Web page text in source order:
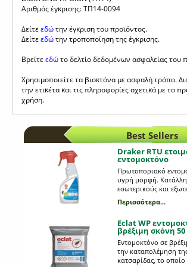
Αριθμός έγκρισης: ΤΠ14-0094
Δείτεεδώτην έγκριση του προϊόντος.
Δείτεεδώτην τροποποίηση της έγκρισης.
Βρείτεεδώτο δελτίο δεδομένων ασφαλείας του
Χρησιμοποιείτε τα βιοκτόνα με ασφαλή τρόπο.
την ετικέτα και τις πληροφορίες σχετικά με το
χρήση.
Best Sellers
Draker RTU
εντομοκτόνο
Πρωτοποριακό
υγρή μορφή.
εσωτερικούς και
χώρους· δραστικό
εντόμων, όπως
φλεβοτόμους,
κατσαρίδες, ψύλλους,
βρωμούσες κ.α. Για
εντόμων Άοσμο
Ικανοποιητική
Περισσότερα...
Eclat WP
βρέξιμη σκόνη 50
Eντομοκτόνο σε
την καταπολέμηση
κατσαρίδας, το οποίο